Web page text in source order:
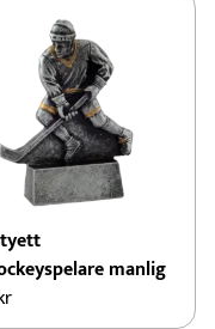
manlig